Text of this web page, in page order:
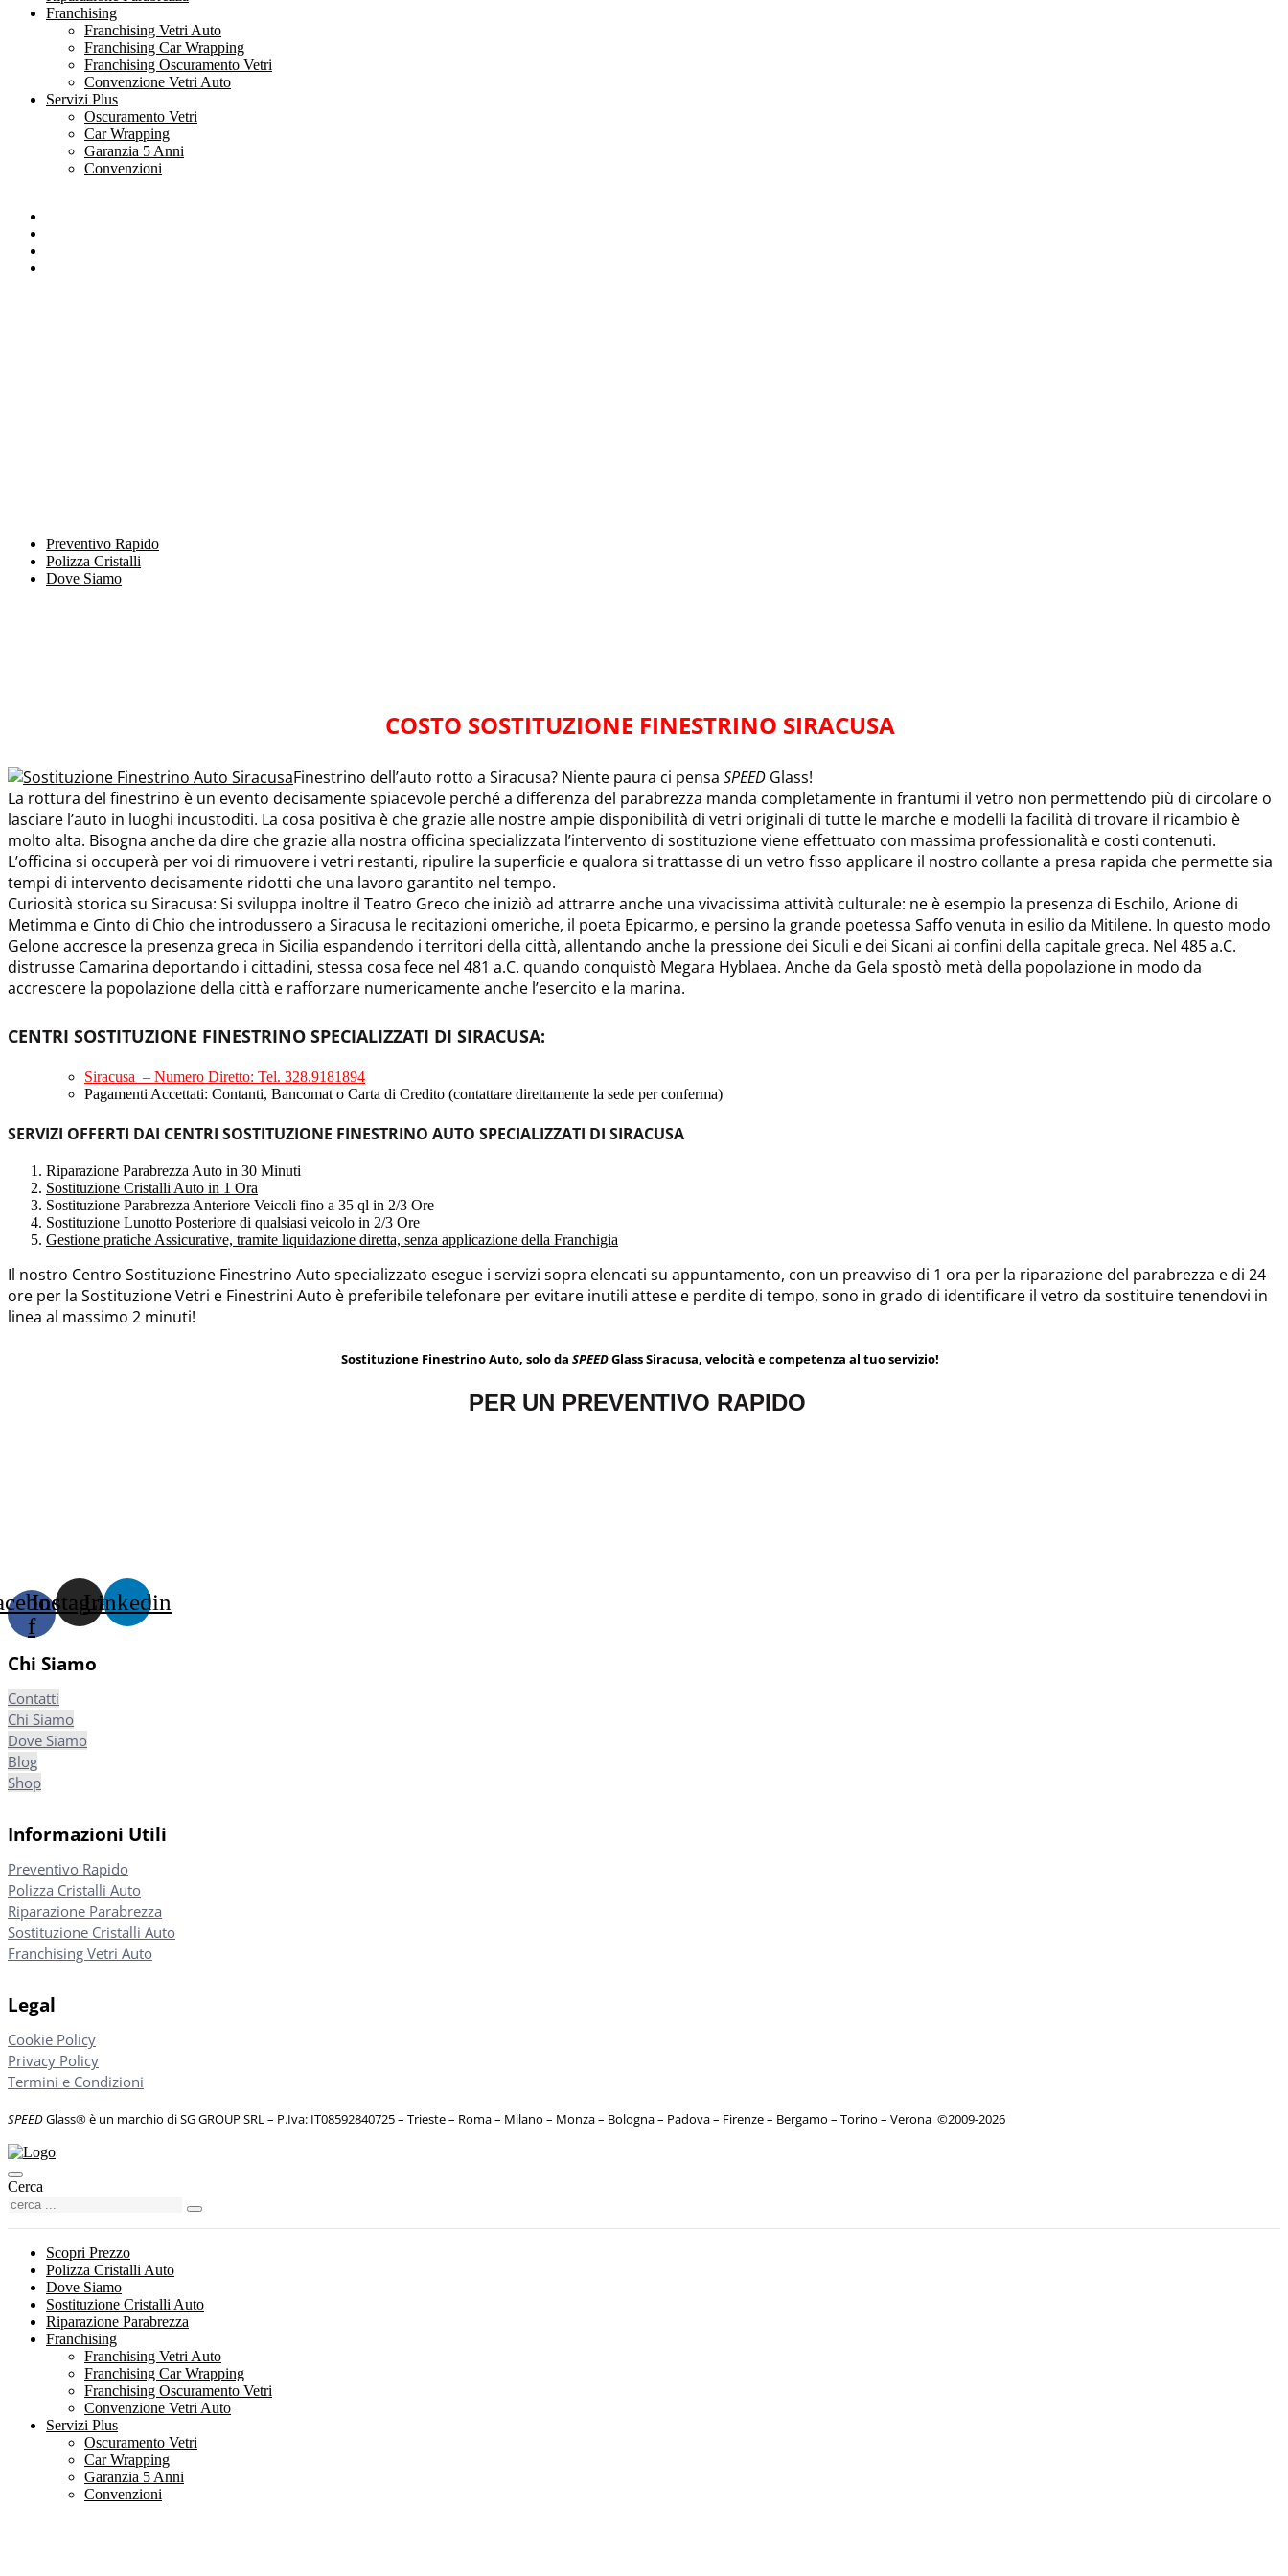
Franchising
Franchising Vetri Auto
Franchising Car Wrapping
Franchising Oscuramento Vetri
Convenzione Vetri Auto
Servizi Plus
Oscuramento Vetri
Car Wrapping
Garanzia 5 Anni
Convenzioni
Preventivo Rapido
Polizza Cristalli
Dove Siamo
COSTO SOSTITUZIONE FINESTRINO SIRACUSA
Finestrino dell’auto rotto a Siracusa? Niente paura ci pensa SPEED Glass!
La rottura del finestrino è un evento decisamente spiacevole perché a differenza del parabrezza manda completamente in frantumi il vetro non permettendo più di circolare o
lasciare l’auto in luoghi incustoditi. La cosa positiva è che grazie alle nostre ampie disponibilità di vetri originali di tutte le marche e modelli la facilità di trovare il ricambio è
molto alta. Bisogna anche da dire che grazie alla nostra officina specializzata l’intervento di sostituzione viene effettuato con massima professionalità e costi contenuti.
L’officina si occuperà per voi di rimuovere i vetri restanti, ripulire la superficie e qualora si trattasse di un vetro fisso applicare il nostro collante a presa rapida che permette sia
tempi di intervento decisamente ridotti che una lavoro garantito nel tempo.
Curiosità storica su Siracusa: Si sviluppa inoltre il Teatro Greco che iniziò ad attrarre anche una vivacissima attività culturale: ne è esempio la presenza di Eschilo, Arione di
Metimma e Cinto di Chio che introdussero a Siracusa le recitazioni omeriche, il poeta Epicarmo, e persino la grande poetessa Saffo venuta in esilio da Mitilene. In questo modo
Gelone accresce la presenza greca in Sicilia espandendo i territori della città, allentando anche la pressione dei Siculi e dei Sicani ai confini della capitale greca. Nel 485 a.C.
distrusse Camarina deportando i cittadini, stessa cosa fece nel 481 a.C. quando conquistò Megara Hyblaea. Anche da Gela spostò metà della popolazione in modo da
accrescere la popolazione della città e rafforzare numericamente anche l’esercito e la marina.
CENTRI SOSTITUZIONE FINESTRINO SPECIALIZZATI DI SIRACUSA:
Siracusa – Numero Diretto: Tel. 328.9181894
Pagamenti Accettati: Contanti, Bancomat o Carta di Credito (contattare direttamente la sede per conferma)
SERVIZI OFFERTI DAI CENTRI SOSTITUZIONE FINESTRINO AUTO SPECIALIZZATI DI SIRACUSA
Riparazione Parabrezza Auto in 30 Minuti
Sostituzione Cristalli Auto in 1 Ora
Sostituzione Parabrezza Anteriore Veicoli fino a 35 ql in 2/3 Ore
Sostituzione Lunotto Posteriore di qualsiasi veicolo in 2/3 Ore
Gestione pratiche Assicurative, tramite liquidazione diretta, senza applicazione della Franchigia
Il nostro Centro Sostituzione Finestrino Auto specializzato esegue i servizi sopra elencati su appuntamento, con un preavviso di 1 ora per la riparazione del parabrezza e di 24
ore per la Sostituzione Vetri e Finestrini Auto è preferibile telefonare per evitare inutili attese e perdite di tempo, sono in grado di identificare il vetro da sostituire tenendovi in
linea al massimo 2 minuti!
Sostituzione Finestrino Auto, solo da SPEEDGlass Siracusa, velocità e competenza al tuo servizio!
PER UN PREVENTIVO RAPIDO
f
InstagramLinkedin
Chi Siamo
Contatti
Chi Siamo
Dove Siamo
Blog
Shop
Informazioni Utili
Preventivo Rapido
Polizza Cristalli Auto
Riparazione Parabrezza
Sostituzione Cristalli Auto
Franchising Vetri Auto
Legal
Cookie Policy
Privacy Policy
Termini e Condizioni
SPEEDGlass® è un marchio di SG GROUP SRL – P.Iva: IT08592840725– Trieste – Roma – Milano – Monza – Bologna – Padova – Firenze – Bergamo – Torino – Verona ©2009-2026
Cerca
Scopri Prezzo
Polizza Cristalli Auto
Dove Siamo
Sostituzione Cristalli Auto
Riparazione Parabrezza
Franchising
Franchising Vetri Auto
Franchising Car Wrapping
Franchising Oscuramento Vetri
Convenzione Vetri Auto
Servizi Plus
Oscuramento Vetri
Car Wrapping
Garanzia 5 Anni
Convenzioni